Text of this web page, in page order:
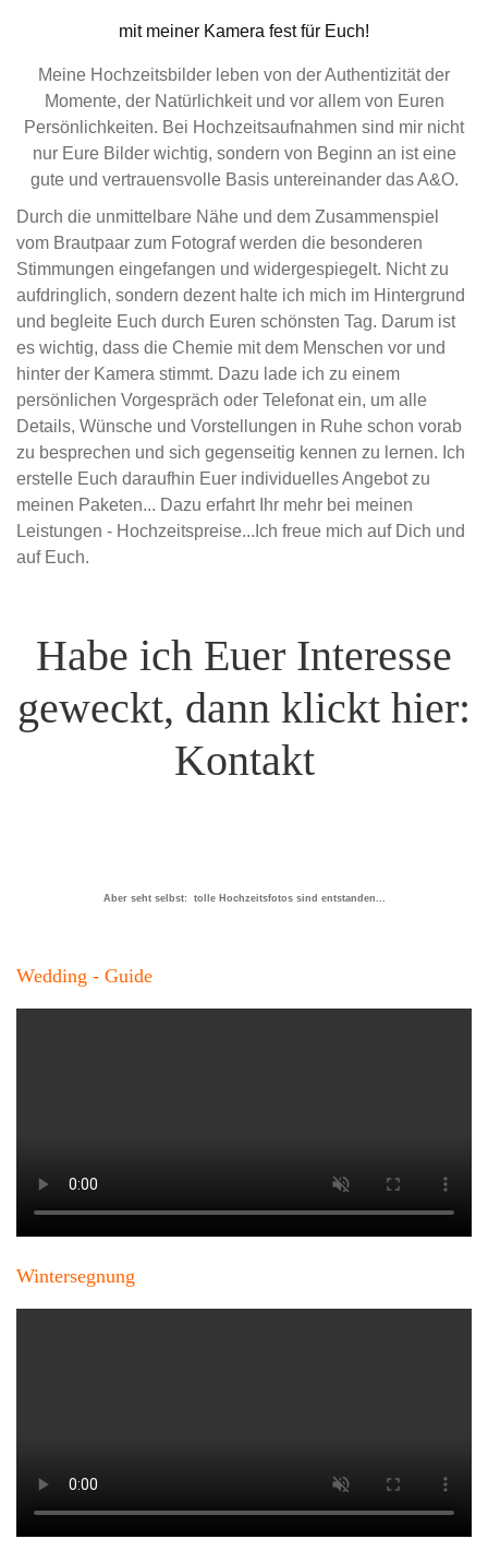
mit meiner Kamera fest für Euch!
Meine Hochzeitsbilder leben von der Authentizität der
Momente, der Natürlichkeit und vor allem von Euren
Persönlichkeiten. Bei Hochzeitsaufnahmen sind mir nicht
nur Eure Bilder wichtig, sondern von Beginn an ist eine
gute und vertrauensvolle Basis untereinander das A&O.
Durch die unmittelbare Nähe und dem Zusammenspiel
vom Brautpaar zum Fotograf werden die besonderen
Stimmungen eingefangen und widergespiegelt. Nicht zu
aufdringlich, sondern dezent halte ich mich im Hintergrund
und begleite Euch durch Euren schönsten Tag. Darum ist
es wichtig, dass die Chemie mit dem Menschen vor und
hinter der Kamera stimmt. Dazu lade ich zu einem
persönlichen Vorgespräch oder Telefonat ein, um alle
Details, Wünsche und Vorstellungen in Ruhe schon vorab
zu besprechen und sich gegenseitig kennen zu lernen. Ich
erstelle Euch daraufhin Euer individuelles Angebot zu
meinen Paketen... Dazu erfahrt Ihr mehr bei meinen
Leistungen - Hochzeitspreise...Ich freue mich auf Dich und
auf Euch.
Habe ich Euer Interesse
geweckt, dann klickt hier:
Kontakt
Aber seht selbst: tolle Hochzeitsfotos sind entstanden...
Wedding - Guide
Wintersegnung